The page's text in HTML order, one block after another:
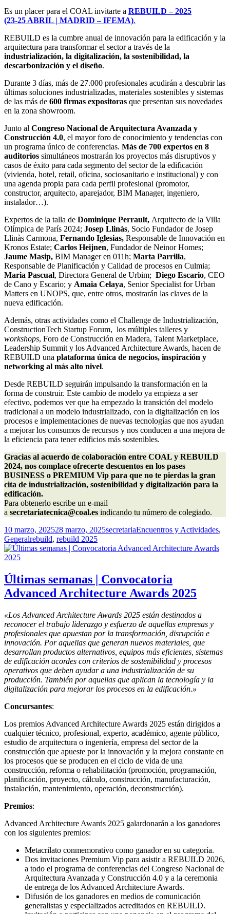
Es un placer para el COAL invitarte a REBUILD – 2025
(23-25 ABRIL | MADRID – IFEMA).
REBUILD es la cumbre anual de innovación para la edificación y la
arquitectura para transformar el sector a través de la
industrialización, la digitalización, la sostenibilidad, la
descarbonización y el diseño.
Durante 3 días, más de 27.000 profesionales acudirán a descubrir las
últimas soluciones industrializadas, materiales sostenibles y sistemas
de las más de 600 firmas expositoras que presentan sus novedades
en la zona showroom.
Junto al Congreso Nacional de Arquitectura Avanzada y
Construcción 4.0, el mayor foro de conocimiento y tendencias con
un programa único de conferencias. Más de 700 expertos en 8
auditorios simultáneos mostrarán los proyectos más disruptivos y
casos de éxito para cada segmento del sector de la edificación
(vivienda, hotel, retail, oficina, sociosanitario e institucional) y con
una agenda propia para cada perfil profesional (promotor,
constructor, arquitecto, aparejador, BIM Manager, ingeniero,
instalador…).
Expertos de la talla de Dominique Perrault, Arquitecto de la Villa
Olímpica de París 2024; Josep Llinàs, Socio Fundador de Josep
Llinàs Carmona, Fernando Iglesias, Responsable de Innovación en
Kronos Estate; Carlos Heijnen, Fundador de Neinor Homes;
Jaume Masip, BIM Manager en 011h; Marta Parrilla,
Responsable de Planificación y Calidad de procesos en Culmia;
Maria Pascual, Directora General de Urbim; Diego Escario, CEO
de Cano y Escario; y Amaia Celaya, Senior Specialist for Urban
Matters en UNOPS, que, entre otros, mostrarán las claves de la
nueva edificación.
Además, otras actividades como el Challenge de Industrialización,
ConstructionTech Startup Forum, los múltiples talleres y
workshops, Foro de Construcción en Madera, Talent Marketplace,
Leadership Summit y los Advanced Architecture Awards, hacen de
REBUILD una plataforma única de negocios, inspiración y
networking al más alto nivel.
Desde REBUILD seguirán impulsando la transformación en la
forma de construir. Este cambio de modelo ya empieza a ser
efectivo, podemos ver que ha empezado la transición del modelo
tradicional a un modelo industrializado, con la digitalización en los
procesos e implementaciones de nuevas tecnologías que nos ayudan
a mejorar los consumos de recursos y nos conducen a una mejora de
la eficiencia para tener edificios más sostenibles.
Gracias al acuerdo de colaboración entre COAL y REBUILD
2024, nos complace ofrecerte descuentos en los pases
BUSINESS o PREMIUM Vip para que no te pierdas la gran
cita de industrialización, sostenibilidad y digitalización para la
edificación.
Para obtenerlo escribe un e-mail
a secretariatecnica@coal.es indicando tu número de colegiado.
Publicado
el
10 marzo, 202528 marzo, 2025Autor
secretariaCategorías
Encuentros y Actividades,
GeneralEtiquetas
rebuild, rebuild 2025
Últimas semanas | Convocatoria
Advanced Architecture Awards 2025
«Los Advanced Architecture Awards 2025 están destinados a
reconocer el trabajo liderazgo y esfuerzo de aquellas empresas y
profesionales que apuestan por la transformación, disrupción e
innovación. Por aquellas que generan nuevos materiales, que
desarrollan productos alternativos, equipos más eficientes, sistemas
de edificación acordes con criterios de sostenibilidad y procesos
operativos que deben ayudar a una industrialización de su
producción. También por aquellas que aplican la tecnología y la
digitalización para mejorar los procesos en la edificación.»
Concursantes:
Los premios Advanced Architecture Awards 2025 están dirigidos a
cualquier técnico, profesional, experto, académico, agente público,
estudio de arquitectura o ingeniería, empresa del sector de la
construcción que apueste por la innovación y la mejora constante en
los procesos que se producen en el ciclo de vida de una
construcción, reforma o rehabilitación (promoción, programación,
planificación, proyecto, cálculo, construcción, manufacturación,
instalación, mantenimiento, operación, deconstrucción).
Premios:
Advanced Architecture Awards 2025 galardonarán a los ganadores
con los siguientes premios:
Metacrilato conmemorativo como ganador en su categoría.
Dos invitaciones Premium Vip para asistir a REBUILD 2026,
a todo el programa de conferencias del Congreso Nacional de
Arquitectura Avanzada y Construcción 4.0 y a la ceremonia
de entrega de los Advanced Architecture Awards.
Difusión de los ganadores en medios de comunicación
generalistas y especializados acreditados en REBUILD.